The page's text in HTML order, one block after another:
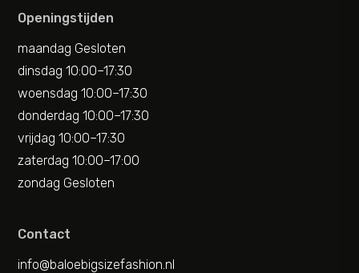
Openingstijden
maandag Gesloten
dinsdag 10:00–17:30
woensdag 10:00–17:30
donderdag 10:00–17:30
vrijdag 10:00–17:30
zaterdag 10:00–17:00
zondag Gesloten
Contact
info@baloebigsizefashion.nl